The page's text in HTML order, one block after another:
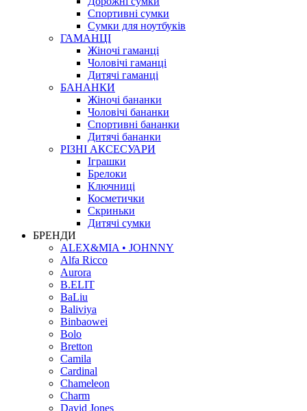
Спортивні сумки
Сумки для ноутбуків
ГАМАНЦІ
Жіночі гаманці
Чоловічі гаманці
Дитячі гаманці
БАНАНКИ
Жіночі бананки
Чоловічі бананки
Спортивні бананки
Дитячі бананки
РІЗНІ АКСЕСУАРИ
Іграшки
Брелоки
Ключниці
Косметички
Скриньки
Дитячі сумки
БРЕНДИ
ALEX&MIA • JOHNNY
Alfa Ricco
Aurora
B.ELIT
BaLiu
Baliviya
Binbaowei
Bolo
Bretton
Camila
Cardinal
Chameleon
Charm
David Jones